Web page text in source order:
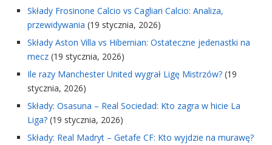
Składy Frosinone Calcio vs Cagliari Calcio: Analiza,
przewidywania (19 stycznia, 2026)
Składy Aston Villa vs Hibernian: Ostateczne jedenastki na
mecz (19 stycznia, 2026)
Ile razy Manchester United wygrał Ligę Mistrzów? (19
stycznia, 2026)
Składy: Osasuna – Real Sociedad: Kto zagra w hicie La
Liga? (19 stycznia, 2026)
Składy: Real Madryt – Getafe CF: Kto wyjdzie na murawę?